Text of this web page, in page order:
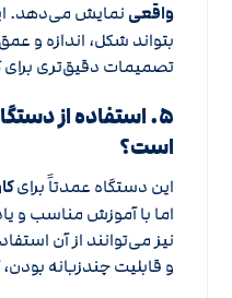
واقعی نمایش می‌دهد.
بتواند شکل، اندازه و
تصمیمات دقیق‌تری برای
۵. استفاده از
است؟
این دستگاه عمدتاً برای
اما با آموزش مناسب و
نیز می‌توانند از آن
و قابلیت چندزبانه